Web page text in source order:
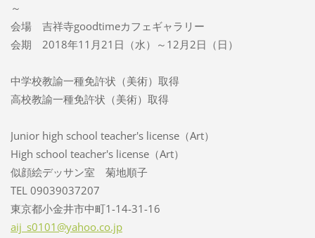
～
会場 吉祥寺goodtimeカフェギャラリー
会期 2018年11月21日（水）～12月2日（日）
中学校教諭一種免許状（美術）取得
高校教諭一種免許状（美術）取得
Junior high school teacher's license（Art）
High school teacher's license（Art）
似顔絵デッサン室 菊地順子
TEL 09039037207
東京都小金井市中町1-14-31-16
aij_s0101@yahoo.co.jp